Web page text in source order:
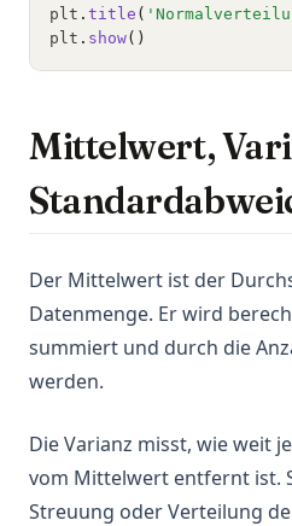
plt . title (
plt . show()
Mittelwert,
Der Mittelwert ist der
Datenmenge. Er wird
summiert und durch die
werden.
Die Varianz misst, wie weit
vom Mittelwert entfernt ist.
Streuung oder Verteilung